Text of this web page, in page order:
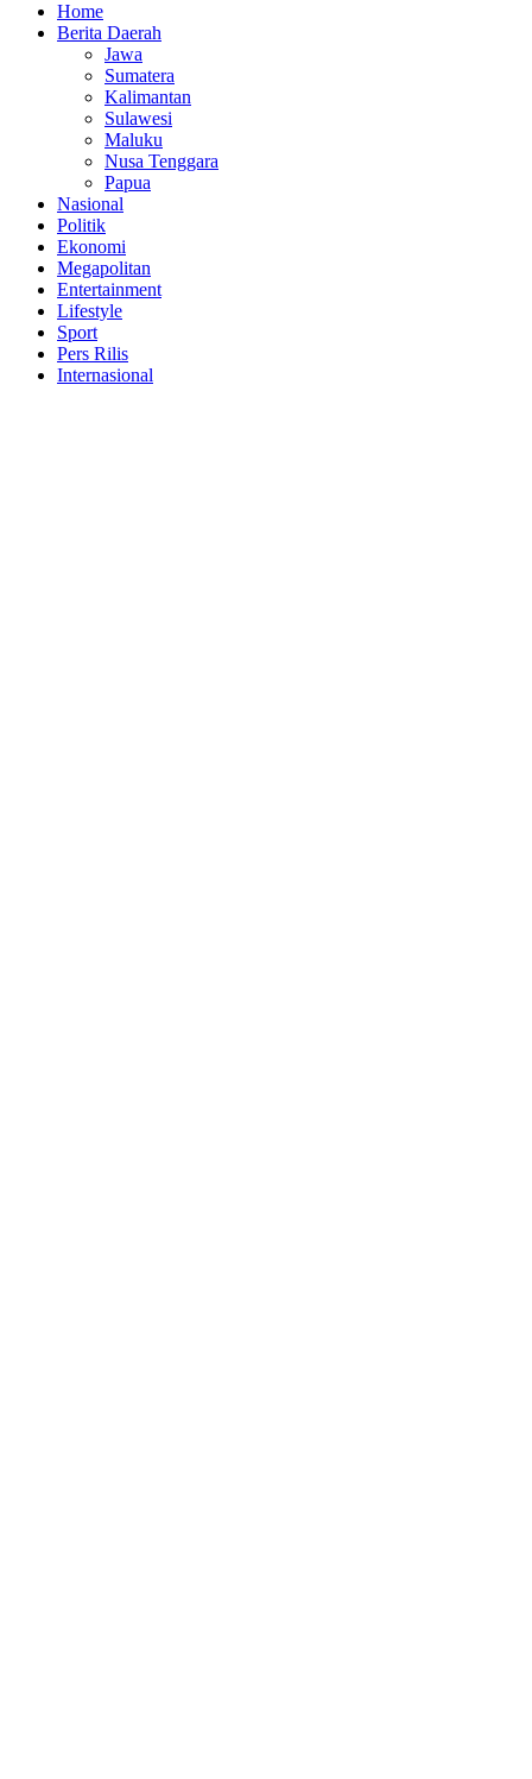
Home
Berita Daerah
Jawa
Sumatera
Kalimantan
Sulawesi
Maluku
Nusa Tenggara
Papua
Nasional
Politik
Ekonomi
Megapolitan
Entertainment
Lifestyle
Sport
Pers Rilis
Internasional